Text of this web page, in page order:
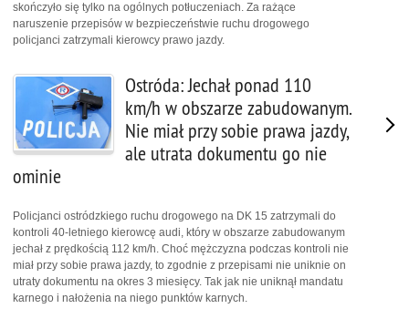
skończyło się tylko na ogólnych potłuczeniach. Za rażące
naruszenie przepisów w bezpieczeństwie ruchu drogowego
policjanci zatrzymali kierowcy prawo jazdy.
Ostróda: Jechał ponad 110
km/h w obszarze zabudowanym.
Nie miał przy sobie prawa jazdy,
ale utrata dokumentu go nie
ominie
Policjanci ostródzkiego ruchu drogowego na DK 15 zatrzymali do
kontroli 40-letniego kierowcę audi, który w obszarze zabudowanym
jechał z prędkością 112 km/h. Choć mężczyzna podczas kontroli nie
miał przy sobie prawa jazdy, to zgodnie z przepisami nie uniknie on
utraty dokumentu na okres 3 miesięcy. Tak jak nie uniknął mandatu
karnego i nałożenia na niego punktów karnych.